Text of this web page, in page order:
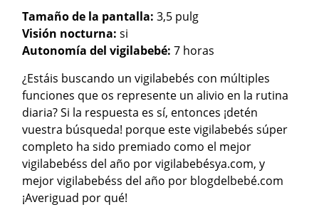
Tamaño de la pantalla:3,5 pulg
Visión nocturna: si
Autonomía del vigilabebé: 7 horas
¿Estáis buscando un vigilabebés con múltiples
funciones que os represente un alivio en la rutina
diaria? Si la respuesta es sí, entonces ¡detén
vuestra búsqueda! porque este vigilabebés súper
completo ha sido premiado como el mejor
vigilabebéss del año por vigilabebésya.com, y
mejor vigilabebéss del año por blogdelbebé.com
¡Averiguad por qué!